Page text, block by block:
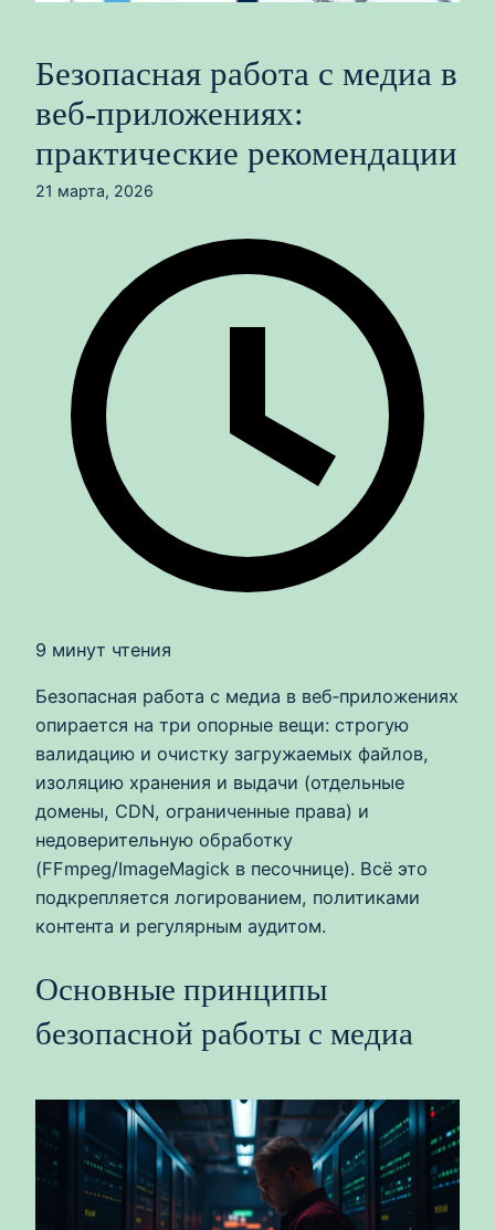
Безопасная работа с медиа в
веб-приложениях:
практические рекомендации
21 марта, 2026
9 минут чтения
Безопасная работа с медиа в веб‑приложениях
опирается на три опорные вещи: строгую
валидацию и очистку загружаемых файлов,
изоляцию хранения и выдачи (отдельные
домены, CDN, ограниченные права) и
недоверительную обработку
(FFmpeg/ImageMagick в песочнице). Всё это
подкрепляется логированием, политиками
контента и регулярным аудитом.
Основные принципы
безопасной работы с медиа